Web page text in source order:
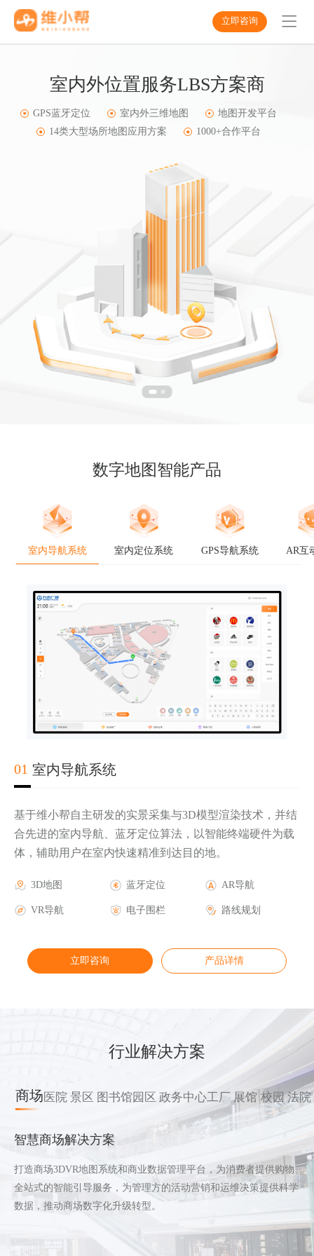
立即咨询
室内外位置服务LBS方案商
GPS蓝牙定位 室内外三维地图
地图开发平台
14类大型场所地图应用方案
1000+合作平台
数字地图智能产品
室内导航系统 室内定位系统 GPS导航系统 AR互
01 室内导航系统
基于维小帮自主研发的实景采集与3D模型渲染技术，并结
合先进的室内导航、蓝牙定位算法，以智能终端硬件为载
体，辅助用户在室内快速精准到达目的地。
3D地图 蓝牙定位 AR导航
VR导航 电子围栏 路线规划
立即咨询 产品详情
02
实时轨迹显示 电子围栏报警 人流热力图
历史轨迹查询 安防摄像头联动 报警管理
立即咨询 产品详情
03
第三方地图底图 三维楼宇地图
GPS蓝牙定位 室外AR导航
立即咨询 产品详情
04
AR导航 AR游戏 AR活动
AR广告 AR品牌
立即咨询 产品详情
行业解决方案
商场医院 景区 图书馆园区 政务中心工厂 展馆 校园 法院
智慧商场解决方案
打造商场3DVR地图系统和商业数据管理平台，为消费者提供购物
全站式的智能引导服务，为管理方的活动营销和运维决策提供科学
数据，推动商场数字化升级转型。